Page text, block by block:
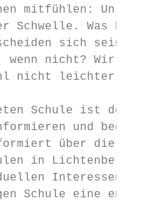
mitfühlen: Unser
Schwelle. Was
sich seine
wenn nicht? Wir
nicht leichter.
Schule ist
und
über die
in Lichtenberg
Interessen
Schule eine